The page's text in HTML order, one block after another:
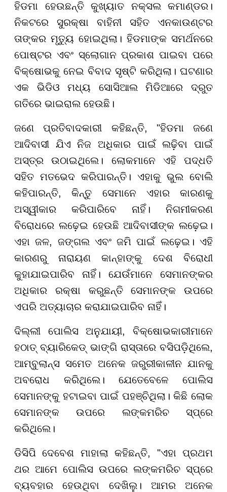
ହିଡମା ହେଉଛନ୍ତି କୁଖ୍ୟାତ ନକ୍ସଲ କମାଣ୍ଡର।
ନିକଟରେ ସୁରକ୍ଷା ବାହିନୀ ସହିତ ଏନକାଉଣ୍ଟର
ତାଙ୍କର ମୃତ୍ୟୁ ହୋଇଥିଲା। ହିଡମାଙ୍କ ସମର୍ଥନରେ
ପୋଷ୍ଟର ଏବଂ ସ୍ଲୋଗାନ ପ୍ରକାଶ ପାଇବା ପରେ
ବିକ୍ଷୋଭକୁ ନେଇ ବିବାଦ ସୃଷ୍ଟି କରିଥିଲା। ଘଟଣାର
ଏକ ଭିଡିଓ ମଧ୍ୟ ସୋସିଆଲ ମିଡିଆରେ ଦ୍ରୁତ
ଗତିରେ ଭାଇରାଲ ହେଉଛି।
ଜଣେ ପ୍ରତିବାଦକାରୀ କହିଛନ୍ତି, "ହିଡମା ଜଣେ
ଆଦିବାସୀ ଯିଏ ନିଜ ଅଧିକାର ପାଇଁ ଲଢ଼ିବା ପାଇଁ
ଅସ୍ତ୍ର ଉଠାଇଥିଲେ। ଲୋକମାନେ ଏହି ପଦ୍ଧତି
ସହିତ ମତଭେଦ କରିପାରନ୍ତି। ଏହାକୁ ଭୁଲ ବୋଲି
କହିପାରନ୍ତି, କିନ୍ତୁ ସେମାନେ ଏହାର କାରଣକୁ
ଅସ୍ୱୀକାର କରିପାରିବେ ନାହିଁ। ନିଗମୀକରଣ
ବିରୋଧରେ ଲଢ଼େଇ ହେଉଛି ଆଦିବାସୀଙ୍କ ଲଢ଼େଇ।
ଏହା ଜଳ, ଜଙ୍ଗଲ ଏବଂ ଜମି ପାଇଁ ଲଢ଼େଇ। ଏହି
କାରଣରୁ ନାରାୟଣ କାନ୍ହାଙ୍କୁ ଦେଶ ବିରୋଧୀ
କୁହାଯାଇପାରିବ ନାହିଁ। ଯେଉଁମାନେ ସେମାନଙ୍କର
ଅଧିକାର ରକ୍ଷା କରୁଛନ୍ତି ସେମାନଙ୍କ ଉପରେ
ଏପରି ଅତ୍ୟାଚାର କରାଯାଇପାରିବ ନାହିଁ।
ଦିଲ୍ଲୀ ପୋଲିସ ଅନୁଯାୟୀ, ବିକ୍ଷୋଭକାରୀମାନେ
ହଠାତ୍ ବ୍ୟାରିକେଡ୍ ଭାଙ୍ଗି ରାସ୍ତାରେ ବସିପଡ଼ିଥିଲେ,
ଆମ୍ବୁଲାନ୍ସ ସମେତ ଅନେକ ଜରୁରୀକାଳୀନ ଯାନକୁ
ଅବରୋଧ କରିଥିଲେ। ଯେତେବେଳେ ପୋଲିସ
ସେମାନଙ୍କୁ ହଟାଇବା ପାଇଁ ପହଞ୍ଚିଥିଲା। କିଛି ଲୋକ
ସେମାନଙ୍କ ଉପରେ ଲଙ୍କମରିଚ ସ୍ପ୍ରେ
କରିଥିଲେ।
ଡିସିପି ଦେବେଶ ମାହାଲା କହିଛନ୍ତି, "ଏହା ପ୍ରଥମ
ଥର ଆମେ ପୋଲିସ ଉପରେ ଲଙ୍କମରିଚ ସ୍ପ୍ରେ
ବ୍ୟବହାର ହେଉଥିବା ଦେଖିଲୁ। ଆମର ଅନେକ